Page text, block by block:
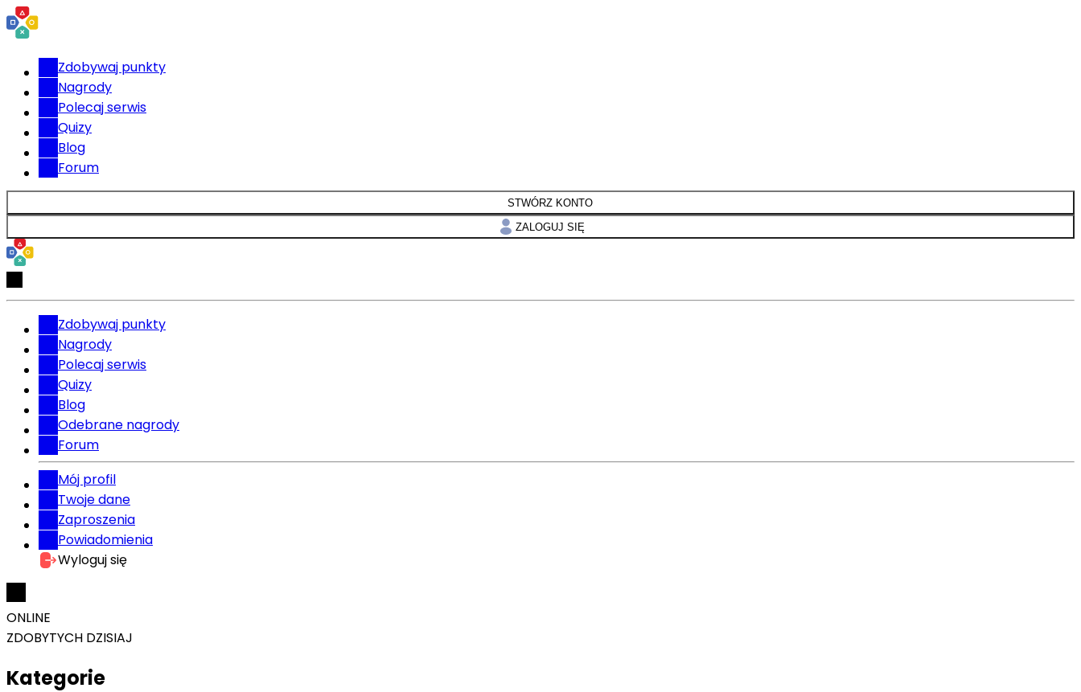
Zdobywaj punkty
Nagrody
Polecaj serwis
Quizy
Blog
Forum
STWÓRZ KONTO
ZALOGUJ SIĘ
Zdobywaj punkty
Nagrody
Polecaj serwis
Quizy
Blog
Odebrane nagrody
Forum
Mój profil
Twoje dane
Zaproszenia
Powiadomienia
Wyloguj się
ONLINE
ZDOBYTYCH DZISIAJ
Kategorie